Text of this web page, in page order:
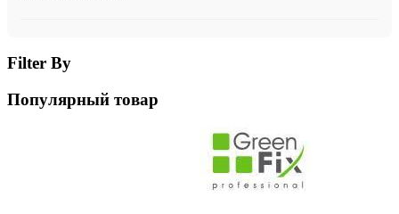
Filter By
Популярный товар